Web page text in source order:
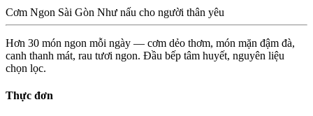
Cơm Ngon Sài Gòn Như nấu cho người thân yêu
Hơn 30 món ngon mỗi ngày — cơm dẻo thơm, món mặn đậm đà,
canh thanh mát, rau tươi ngon. Đầu bếp tâm huyết, nguyên liệu
chọn lọc.
Thực đơn